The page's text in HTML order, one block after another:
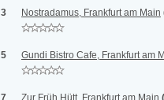
3 Nostradamus, Frankfurt am Main
5 Gundi Bistro Cafe, Frankfurt am
7 Zur Früh Hütt, Frankfurt am Main